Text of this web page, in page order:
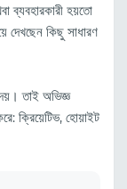
ব্যবহারকারী হয়তো
দেখছেন কিছু সাধারণ
তাই অভিজ্ঞ
ক্রিয়েটিভ, হোয়াইট